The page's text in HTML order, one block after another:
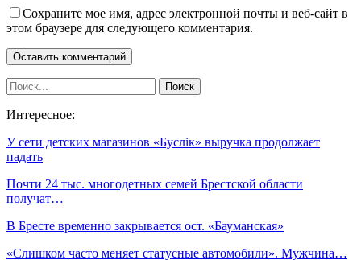
Сохраните мое имя, адрес электронной почты и веб-сайт в
этом браузере для следующего комментария.
Интересное:
У сети детских магазинов «Буслiк» выручка продолжает
падать
Почти 24 тыс. многодетных семей Брестской области
получат…
В Бресте временно закрывается ост. «Бауманская»
«Слишком часто меняет статусные автомобили». Мужчина…